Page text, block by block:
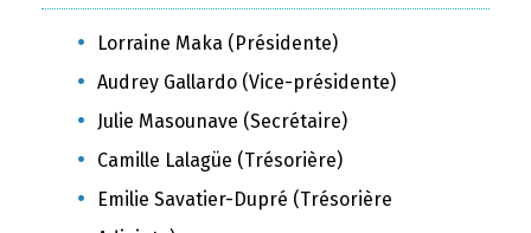
Lorraine Maka (Présidente)
Audrey Gallardo (Vice-présidente)
Julie Masounave (Secrétaire)
Camille Lalagüe (Trésorière)
Emilie Savatier-Dupré (Trésorière